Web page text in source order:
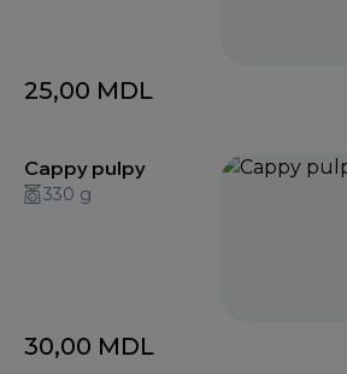
25,00 MDL
Cappy pulpy
330 g
30,00 MDL